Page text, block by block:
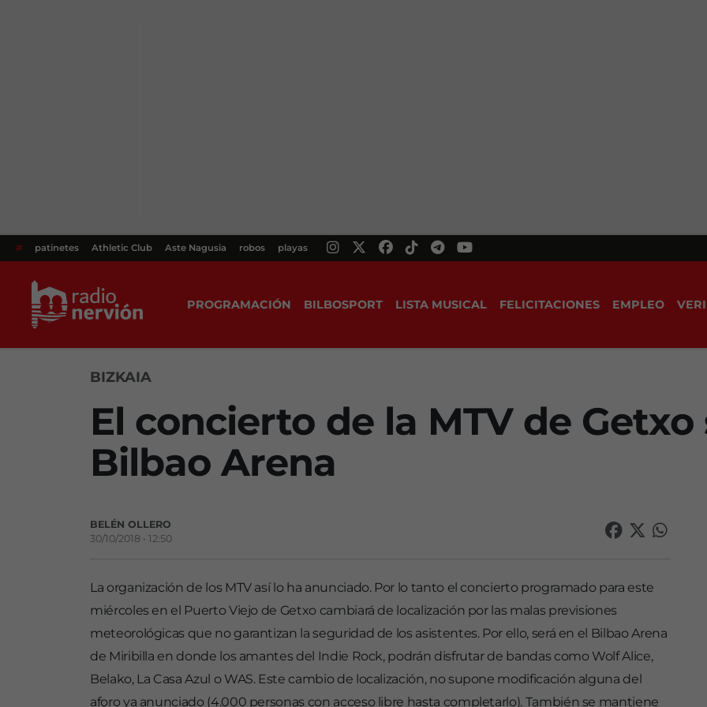
# patinetes Athletic Club Aste Nagusia robos playas
PROGRAMACIÓN BILBOSPORT LISTA MUSICAL FELICITACIONES EMPLEO
BIZKAIA
El concierto de la MTV de
Bilbao Arena
BELÉN OLLERO
30/10/2018 • 12:50
La organización de los MTV así lo ha anunciado. Por lo tanto el concierto programado para este
miércoles en el Puerto Viejo de Getxo cambiará de localización por las malas previsiones
meteorológicas que no garantizan la seguridad de los asistentes. Por ello, será en el Bilbao Arena
de Miribilla en donde los amantes del Indie Rock, podrán disfrutar de bandas como Wolf Alice,
Belako, La Casa Azul o WAS. Este cambio de localización, no supone modificación alguna del
aforo ya anunciado (4.000 personas con acceso libre hasta completarlo). También se mantiene